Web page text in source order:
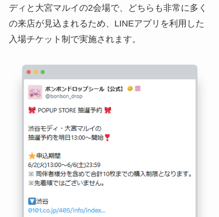
ディと大宮マルイの2会場で、どちらも非常に多く
の来店が見込まれるため、LINEアプリを利用した
入場チケット制で実施されます。